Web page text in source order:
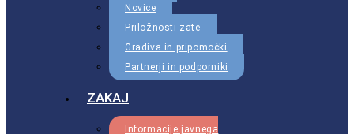
Novice
Priložnosti zate
Gradiva in pripomočki
Partnerji in podporniki
ZAKAJ
Informacije javnega